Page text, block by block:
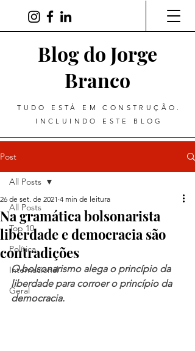
Blog do Jorge
Branco
TUDO ESTÁ EM CONSTRUÇÃO.
INCLUINDO ESTE BLOG
Post
All Posts
Top 10
Política
Internacional
Geral
All Posts
Na gramática bolsonarista
liberdade e democracia são
contradições
26 de set. de 2021 4 min de leitura
O bolsonarismo alega o princípio da
liberdade para corroer o princípio da
democracia.